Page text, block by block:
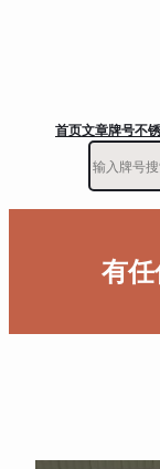
首页文章牌号不
有